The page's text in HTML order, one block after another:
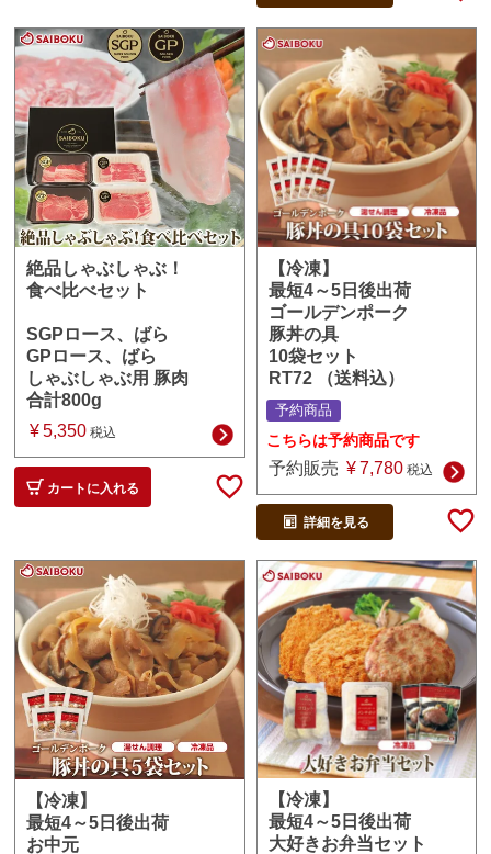
絶品しゃぶしゃぶ！
食べ比べセット
SGPロース、ばら
GPロース、ばら
しゃぶしゃぶ用 豚肉
合計800g
¥ 5,350 税込
カートに入れる
【冷凍】
最短4～5日後出荷
ゴールデンポーク
豚丼の具
10袋セット
RT72 （送料込）
予約商品
こちらは予約商品です
予約販売 ¥7,780 税込
詳細を見る
【冷凍】
最短4～5日後出荷
お中元
【冷凍】
最短4～5日後出荷
大好きお弁当セット